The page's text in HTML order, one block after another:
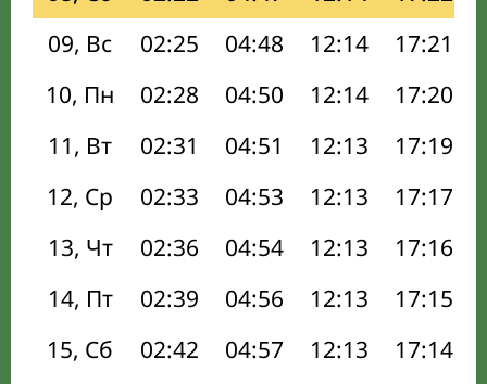
09, Вс
02:25 04:48 12:14 17:21
10, Пн
02:28 04:50 12:14 17:20
11, Вт
02:31 04:51 12:13 17:19
12, Ср
02:33 04:53 12:13 17:17
13, Чт
02:36 04:54 12:13 17:16
14, Пт
02:39 04:56 12:13 17:15
15, Сб
02:42 04:57 12:13 17:14